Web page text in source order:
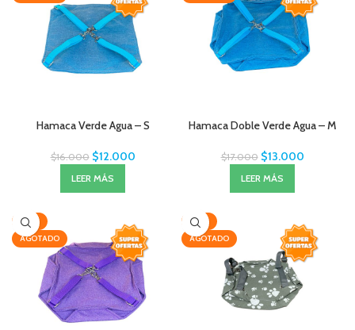
Hamaca Verde Agua – S
$16.000 $12.000
LEER MÁS
Hamaca Doble Verde Agua – M
$17.000 $13.000
LEER MÁS
-24%
AGOTADO
-24%
AGOTADO